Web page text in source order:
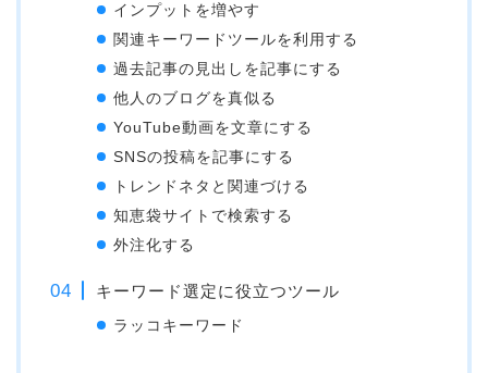
インプットを増やす
関連キーワードツールを利用する
過去記事の見出しを記事にする
他人のブログを真似る
YouTube動画を文章にする
SNSの投稿を記事にする
トレンドネタと関連づける
知恵袋サイトで検索する
外注化する
キーワード選定に役立つツール
ラッコキーワード